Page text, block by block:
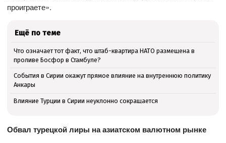
проиграете».
Ещё по теме
Что означает тот факт, что штаб-квартира НАТО размещена в
проливе Босфор в Стамбуле?
События в Сирии окажут прямое влияние на внутреннюю политику
Анкары
Влияние Турции в Сирии неуклонно сокращается
Обвал турецкой лиры на азиатском валютном рынке